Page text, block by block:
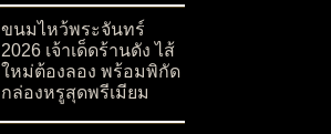
ขนมไหว้พระจันทร์
2026 เจ้าเด็ดร้านดัง ไส้
ใหม่ต้องลอง พร้อมพิกัด
กล่องหรูสุดพรีเมียม